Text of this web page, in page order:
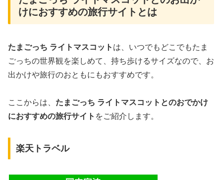
けにおすすめの旅行サイトとは
たまごっち ライトマスコット は、いつでもどこでもたま
ごっちの世界観を楽しめて、持ち歩けるサイズなので、お
出かけや旅行のおともにもおすすめです。
ここからは、 たまごっち ライトマスコット とのおでかけ
におすすめの旅行サイト をご紹介します。
楽天トラベル